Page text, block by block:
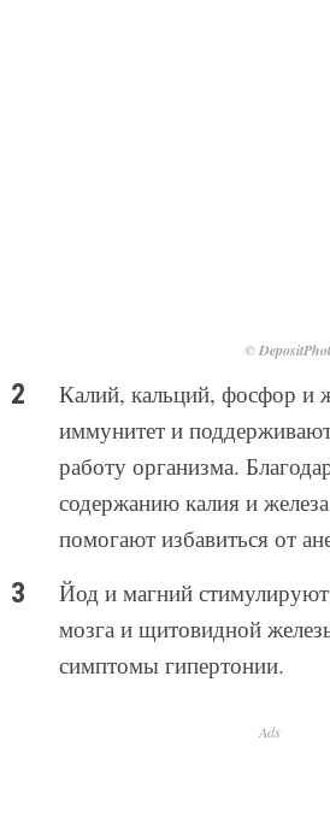
©
Калий, кальций, фосфор и
иммунитет и
работу организма.
содержанию калия и
помогают избавиться от
Йод и магний
мозга и щитовидной
симптомы гипертонии.
Ads